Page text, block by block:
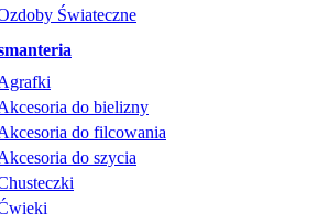
Świateczne
do bielizny
do filcowania
do szycia